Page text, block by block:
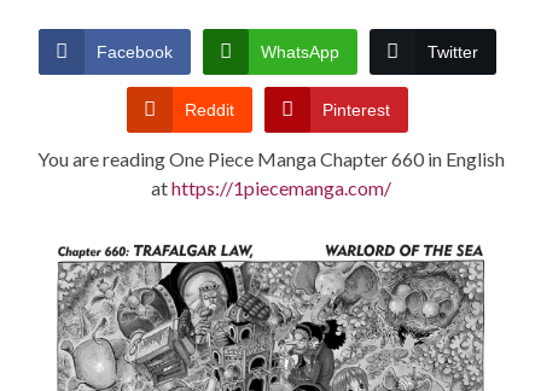
TERMS AND
CONDITIONSFacebook WhatsApp Twitter
Reddit Pinterest
You are reading One Piece Manga Chapter 660 in English
athttps://1piecemanga.com/